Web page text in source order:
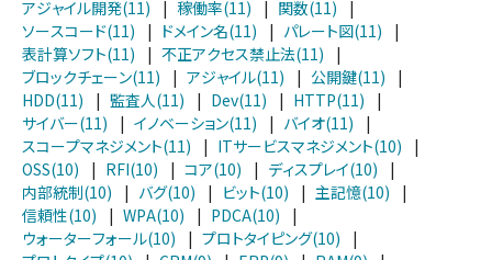
アジャイル開発(11)
| 稼働率(11) | 関数(11)
|
ソースコード(11)
| ドメイン名(11) | パレート図(11)
|
表計算ソフト(11)
| 不正アクセス禁止法(11)
|
ブロックチェーン(11)
| アジャイル(11) | 公開鍵(11)
|
HDD(11)
| 監査人(11) | Dev(11) | HTTP(11)
|
サイバー(11)
| イノベーション(11) | バイオ(11)
|
スコープマネジメント(11)
| ITサービスマネジメント(10)
|
OSS(10)
| RFI(10) | コア(10) | ディスプレイ(10)
|
内部統制(10)
| バグ(10) | ビット(10) | 主記憶(10)
|
信頼性(10)
| WPA(10) | PDCA(10)
|
ウォーターフォール(10)
| プロトタイピング(10)
|